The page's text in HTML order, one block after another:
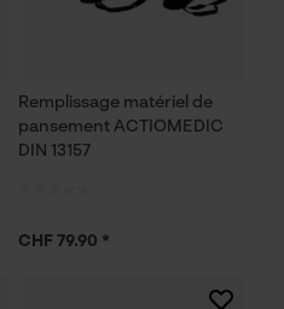
Remplissage matériel de
pansement ACTIOMEDIC
DIN 13157
CHF 79.90 *